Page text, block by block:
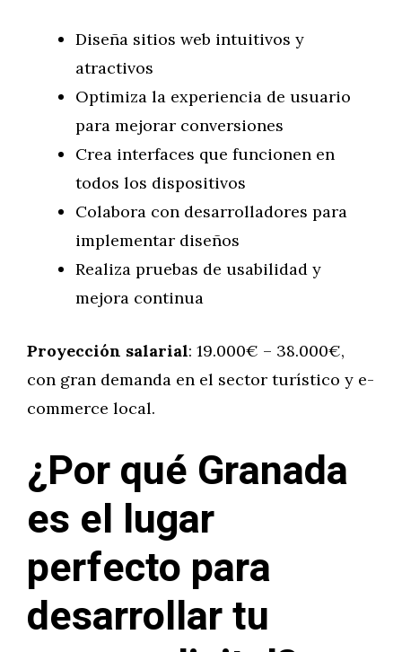
Diseña sitios web intuitivos y
atractivos
Optimiza la experiencia de usuario
para mejorar conversiones
Crea interfaces que funcionen en
todos los dispositivos
Colabora con desarrolladores para
implementar diseños
Realiza pruebas de usabilidad y
mejora continua
Proyección salarial: 19.000€ – 38.000€,
con gran demanda en el sector turístico y e-
commerce local.
¿Por qué Granada
es el lugar
perfecto para
desarrollar tu